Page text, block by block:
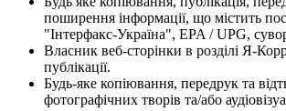
поширення інформації, що містить
"Інтерфакс-Україна", EPA / UPG,
Власник веб-сторінки в розділі Я-
публікації.
Будь-яке копіювання, передрук та
фотографічних творів та/або